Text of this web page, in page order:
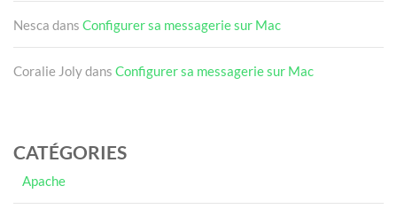
Nesca dans Configurer sa messagerie sur Mac
Coralie Jolydans Configurer sa messagerie sur Mac
CATÉGORIES
Apache